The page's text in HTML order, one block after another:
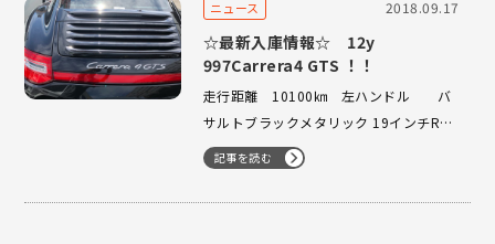
ニュース 2018.09.17
☆最新入庫情報☆ 12y
997Carrera4 GTS ！！
走行距離 10100㎞ 左ハンドル バ
サルトブラックメタリック 19インチRS
スパイダーホイール（センターロック
式） アルカンターラステアリング・リア
センターコンソールリッド・ドアポケッ
記事を読む